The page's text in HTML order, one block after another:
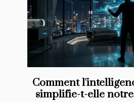
Comment
simplifie-t-elle